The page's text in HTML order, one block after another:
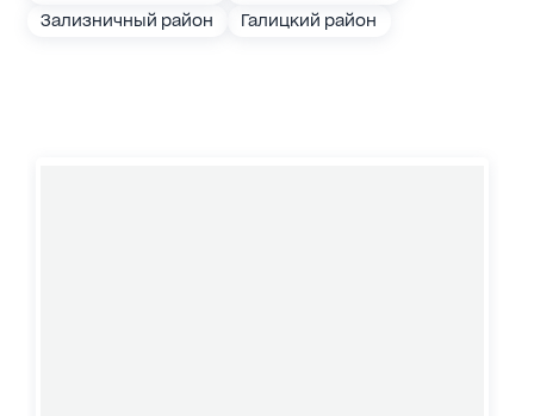
Зализничный район
Галицкий район